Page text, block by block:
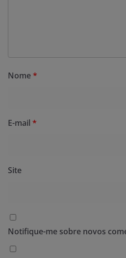
Nome*
E-mail *
Site
Notifique-me sobre novos